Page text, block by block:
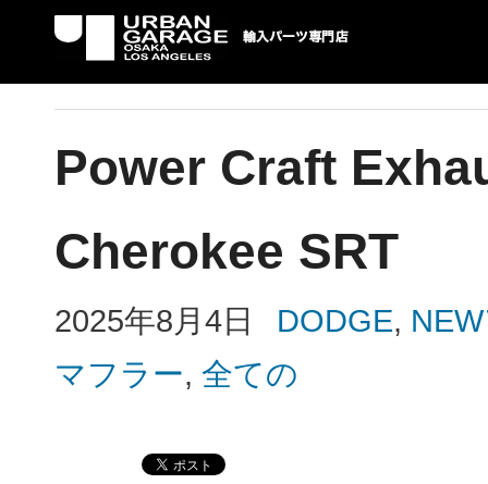
Power Craft
Cherokee SRT
2025年8月4日 DODGE,
マフラー, 全ての